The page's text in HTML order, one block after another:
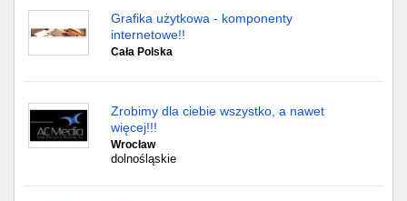
Grafika użytkowa - komponenty
internetowe!!
Cała Polska
Zrobimy dla ciebie wszystko, a nawet
więcej!!!
Wrocław
dolnośląskie